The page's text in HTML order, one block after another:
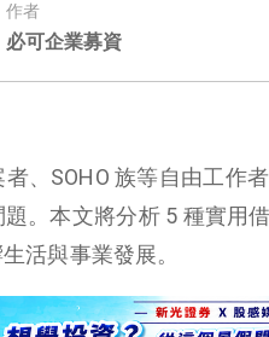
作者
必可企業募資
、SOHO 族等自由工作
。本文將分析 5 種實用
活與事業發展。